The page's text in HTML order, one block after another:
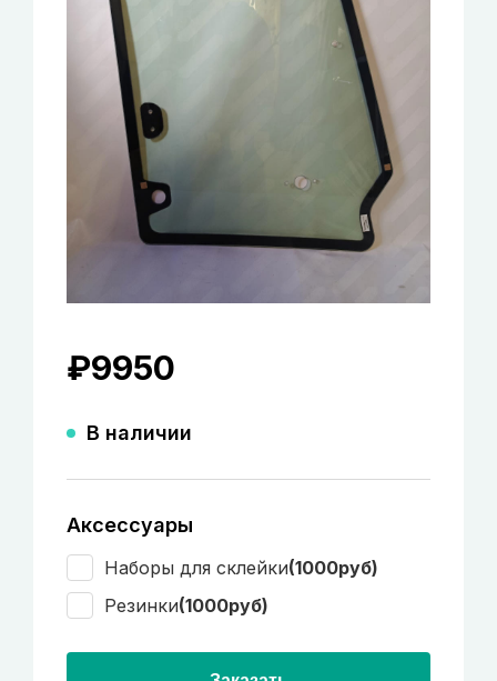
₽9950
В наличии
Аксессуары
Наборы для склейки(1000руб)
Резинки(1000руб)